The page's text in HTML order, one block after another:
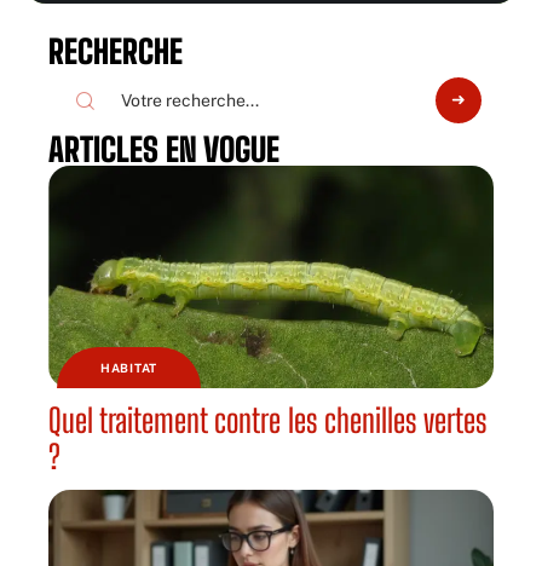
RECHERCHE
ARTICLES EN VOGUE
HABITAT
Quel traitement contre les chenilles vertes
?